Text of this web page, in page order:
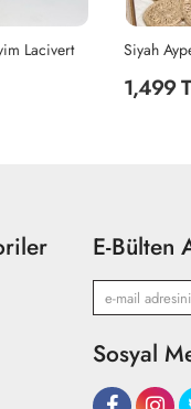
Haki
2,199
E-Bülten
Sosyal